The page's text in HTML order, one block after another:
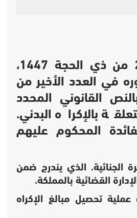
في 25 من ذي الحجة 1447،
في العدد الأخير من
الامر بالنص القانوني المحدد
بالإكراه البدني.
المحكوم عليهم
من قانون المسطرة الجنائية. الذي يندرج ضمن
القضائية بالمملكة.
تحصيل مبالغ الإكراه